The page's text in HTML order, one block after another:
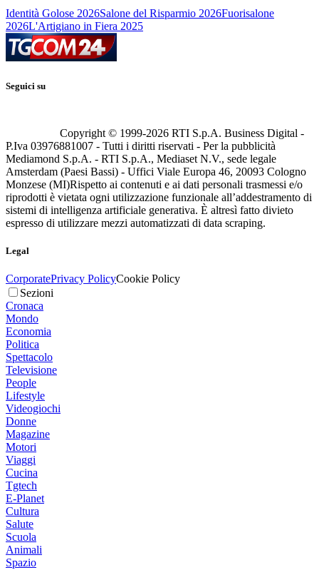
Identità Golose 2026Salone del Risparmio 2026Fuorisalone
2026L'Artigiano in Fiera 2025
Seguici su
Copyright © 1999-2026 RTI S.p.A. Business Digital -
P.Iva 03976881007 - Tutti i diritti riservati - Per la pubblicità
Mediamond S.p.A. - RTI S.p.A., Mediaset N.V., sede legale
Amsterdam (Paesi Bassi) - Uffici Viale Europa 46, 20093 Cologno
Monzese (MI)Rispetto ai contenuti e ai dati personali trasmessi e/o
riprodotti è vietata ogni utilizzazione funzionale all’addestramento di
sistemi di intelligenza artificiale generativa. È altresì fatto divieto
espresso di utilizzare mezzi automatizzati di data scraping.
Legal
CorporatePrivacy PolicyCookie Policy
Sezioni
Cronaca
Mondo
Economia
Politica
Spettacolo
Televisione
People
Lifestyle
Videogiochi
Donne
Magazine
Motori
Viaggi
Cucina
Tgtech
E-Planet
Cultura
Salute
Scuola
Animali
Spazio